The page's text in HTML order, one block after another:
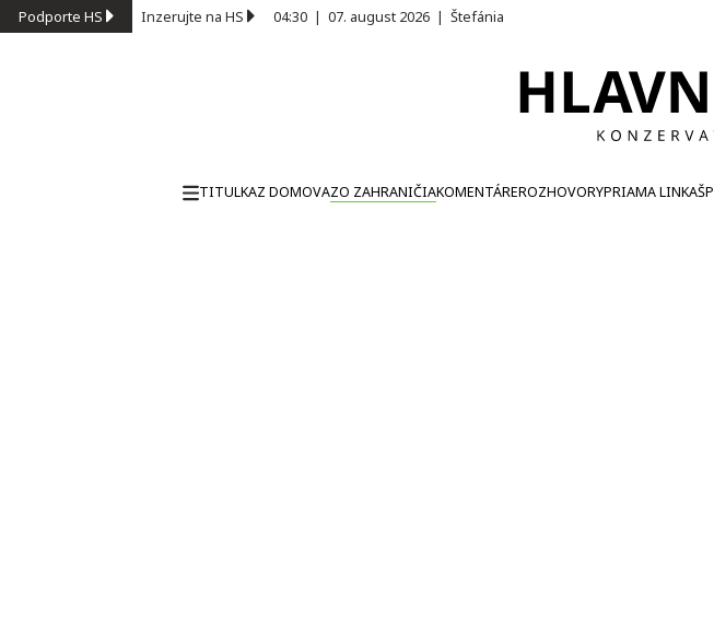
Podporte HS Inzerujte na HS 04:30 | 07. august 2026 | Štefánia
TITULKAZ DOMOVAZO ZAHRANIČIAKOMENTÁREROZHOVORYPRIAMA LINKA